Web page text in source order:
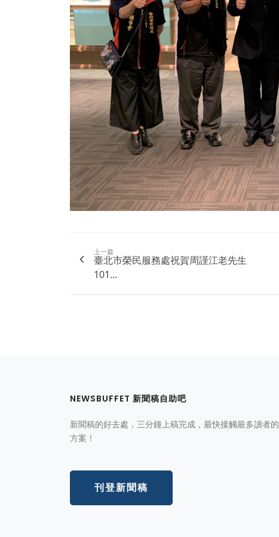
上一篇
臺北市榮民服務處祝賀周謹江老先生
101...
NEWSBUFFET 新聞稿自助吧
新聞稿的好去處，三分鐘上稿完成，最快接觸最多讀者的
方案！
刊登新聞稿